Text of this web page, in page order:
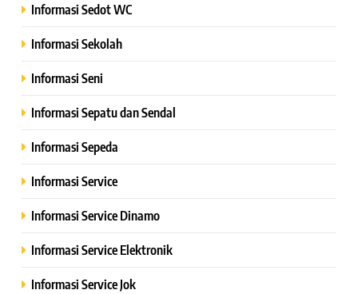
Informasi Sedot WC
Informasi Sekolah
Informasi Seni
Informasi Sepatu dan Sendal
Informasi Sepeda
Informasi Service
Informasi Service Dinamo
Informasi Service Elektronik
Informasi Service Jok